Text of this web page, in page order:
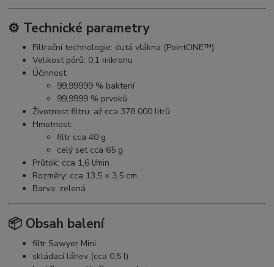
⚙️ Technické parametry
Filtrační technologie: dutá vlákna (PointONE™)
Velikost pórů: 0,1 mikronu
Účinnost:
99,99999 % bakterií
99,9999 % prvoků
Životnost filtru: až cca 378 000 litrů
Hmotnost:
filtr cca 40 g
celý set cca 65 g
Průtok: cca 1,6 l/min
Rozměry: cca 13,5 × 3,5 cm
Barva: zelená
📦 Obsah balení
filtr Sawyer Mini
skládací láhev (cca 0,5 l)